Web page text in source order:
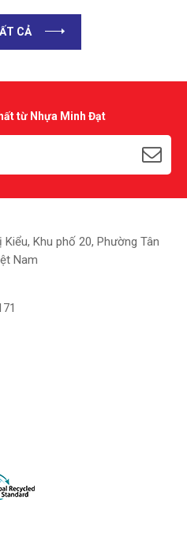
CẢ
từ Nhựa Minh Đạt
Khu phố 20, Phường Tân
Nam